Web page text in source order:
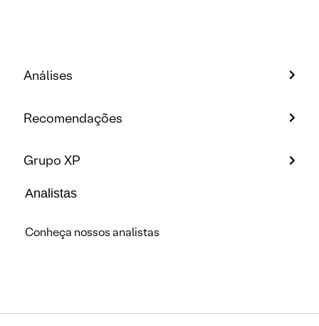
Análises
Recomendações
Grupo XP
Analistas
Conheça nossos analistas